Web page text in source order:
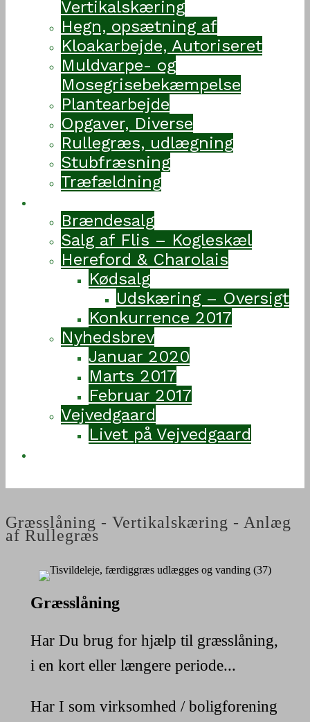
Vertikalskæring
Hegn, opsætning af
Kloakarbejde, Autoriseret
Muldvarpe- og
Mosegrisebekæmpelse
Plantearbejde
Opgaver, Diverse
Rullegræs, udlægning
Stubfræsning
Træfældning
Brændesalg
Salg af Flis – Kogleskæl
Hereford & Charolais
Kødsalg
Udskæring – Oversigt
Konkurrence 2017
Nyhedsbrev
Januar 2020
Marts 2017
Februar 2017
Vejvedgaard
Livet på Vejvedgaard
Græsslåning - Vertikalskæring - Anlæg
af Rullegræs
Græsslåning
Har Du brug for hjælp til græsslåning,
i en kort eller længere periode...
Har I som virksomhed / boligforening